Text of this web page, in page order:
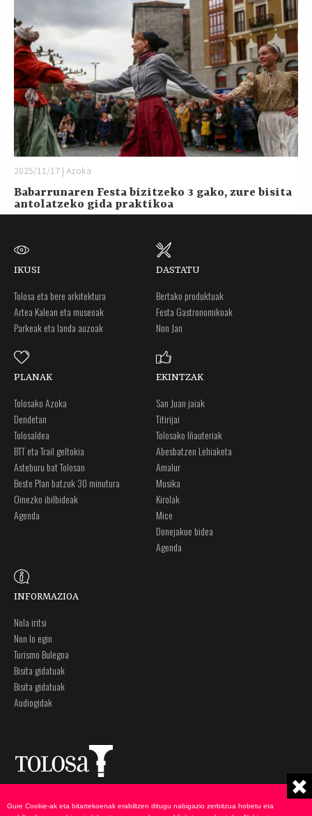
2025/11/17 | Azoka
Babarrunaren Festa bizitzeko 3 gako, zure bisita
antolatzeko gida praktikoa
IKUSI
Tolosa eta bere arkitektura
Artea Kalean eta museoak
Parkeak eta landa auzoak
DASTATU
Bertako produktuak
Festa Gastronomikoak
Non Jan
PLANAK
Tolosako Azoka
Dendetan
Tolosaldea
BTT eta Trail geltokia
Asteburu bat Tolosan
Beste Plan batzuk 30 minutura
Oinezko ibilbideak
Agenda
EKINTZAK
San Juan jaiak
Titirijai
Tolosako Iñauteriak
Abesbatzen Lehiaketa
Amalur
Musika
Kirolak
Mice
Donejakue bidea
Agenda
INFORMAZIOA
Nola iritsi
Non lo egin
Turismo Bulegoa
Bisita gidatuak
Bisita gidatuak
Audiogidak
Gure Cookie-ak eta bitartekoenak erabiltzen ditugu nabigazio zerbitzua hobetu eta